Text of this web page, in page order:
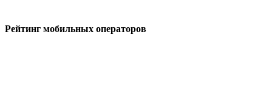
Рейтинг мобильных операторов